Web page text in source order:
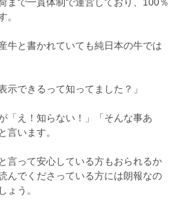
。
牛と書かれていても純日本の牛では
示できるって知ってました？」
「え！知らない！」「そんな事あ
言います。
言って安心している方もおられるか
んでくださっている方には朗報なの
ょう。